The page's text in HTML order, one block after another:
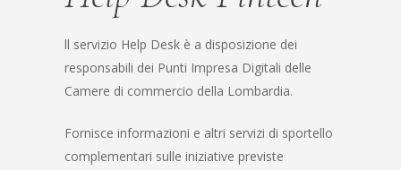
ll servizio Help Desk è a disposizione dei
responsabili dei Punti Impresa Digitali delle
Camere di commercio della Lombardia.
Fornisce informazioni e altri servizi di sportello
complementari sulle iniziative previste